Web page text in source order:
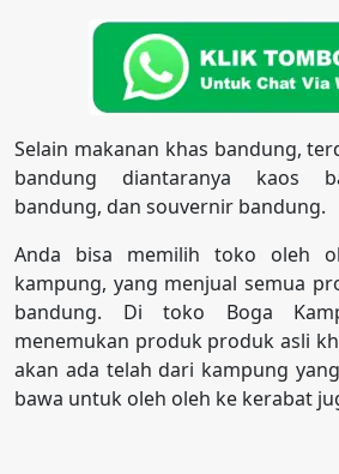
Selain makanan khas bandung,
bandung diantaranya kaos
bandung, dan souvernir bandung.
Anda bisa memilih toko oleh
kampung, yang menjual semua
bandung. Di toko Boga
menemukan produk produk asli
akan ada telah dari kampung
bawa untuk oleh oleh ke kerabat